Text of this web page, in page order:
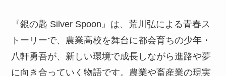
『銀の匙 Silver Spoon』は、荒川弘による青春ス
トーリーで、農業高校を舞台に都会育ちの少年・
八軒勇吾が、新しい環境で成長しながら進路や夢
に向き合っていく物語です。農業や畜産業の現実